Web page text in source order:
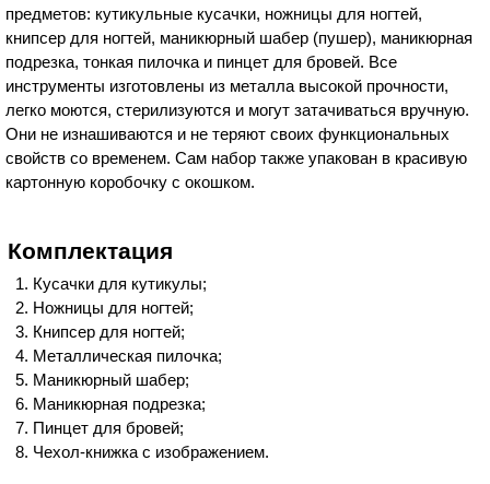
предметов: кутикульные кусачки, ножницы для ногтей,
книпсер для ногтей, маникюрный шабер (пушер), маникюрная
подрезка, тонкая пилочка и пинцет для бровей. Все
инструменты изготовлены из металла высокой прочности,
легко моются, стерилизуются и могут затачиваться вручную.
Они не изнашиваются и не теряют своих функциональных
свойств со временем. Сам набор также упакован в красивую
картонную коробочку с окошком.
Комплектация
Кусачки для кутикулы;
Ножницы для ногтей;
Книпсер для ногтей;
Металлическая пилочка;
Маникюрный шабер;
Маникюрная подрезка;
Пинцет для бровей;
Чехол-книжка с изображением.